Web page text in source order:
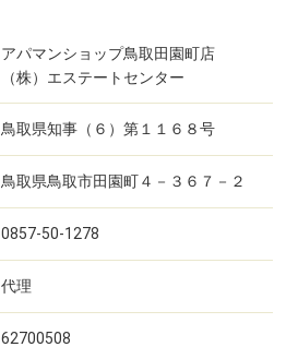
アパマンショップ鳥取田園町店
（株）エステートセンター
鳥取県知事（６）第１１６８号
鳥取県鳥取市田園町４－３６７－２
0857-50-1278
代理
62700508